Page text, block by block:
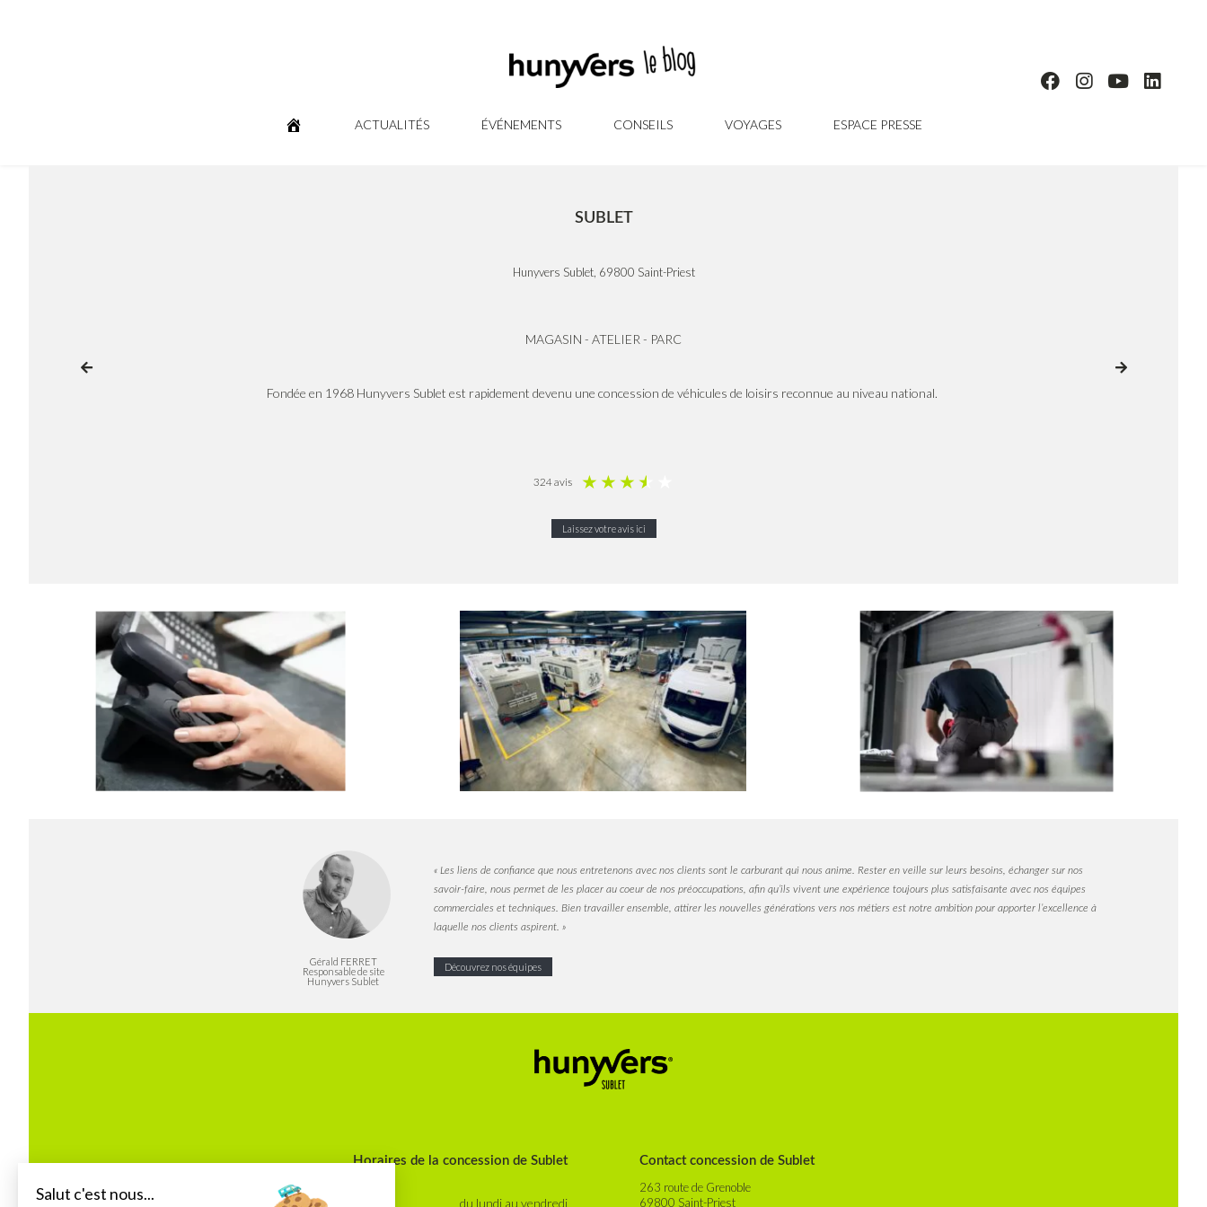
ACTUALITÉS ÉVÉNEMENTS CONSEILS VOYAGES ESPACE PRESSE
SUBLET
Hunyvers Sublet, 69800 Saint-Priest
MAGASIN - ATELIER - PARC
Fondée en 1968 Hunyvers Sublet est rapidement devenu une concession de véhicules de loisirs reconnue au niveau national.
324 avis ★ ★ ★ ★
Laissez votre avis ici
Gérald FERRET
Responsable de site
Hunyvers Sublet
« Les liens de confiance que nous entretenons avec nos clients sont le carburant qui nous anime. Rester en veille sur leurs besoins, échanger sur nos
savoir-faire, nous permet de les placer au coeur de nos préoccupations, afin qu’ils vivent une expérience toujours plus satisfaisante avec nos équipes
commerciales et techniques. Bien travailler ensemble, attirer les nouvelles générations vers nos métiers est notre ambition pour apporter l’excellence à
laquelle nos clients aspirent. »
Découvrez nos équipes
Horaires de la concession de Sublet
du lundi au vendredi
Contact concession de Sublet
263 route de Grenoble
69800 Saint-Priest
Salut c'est nous...